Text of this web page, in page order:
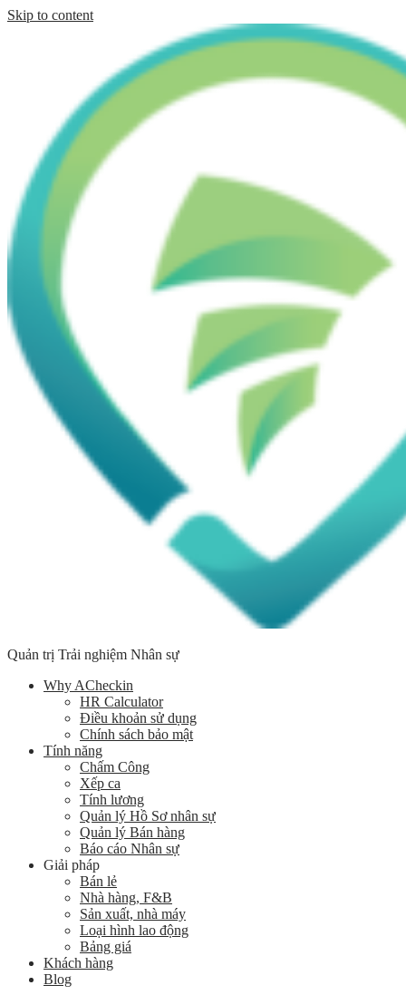
Skip to content
Quản trị Trải nghiệm Nhân sự
Why ACheckin
HR Calculator
Điều khoản sử dụng
Chính sách bảo mật
Tính năng
Chấm Công
Xếp ca
Tính lương
Quản lý Hồ Sơ nhân sự
Quản lý Bán hàng
Báo cáo Nhân sự
Giải pháp
Bán lẻ
Nhà hàng, F&B
Sản xuất, nhà máy
Loại hình lao động
Bảng giá
Khách hàng
Blog